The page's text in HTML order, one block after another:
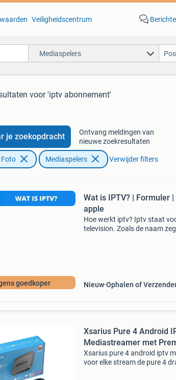
Veiligheidscentrum
Mediaspelers
voor 'iptv abonnement'
je zoekopdracht
Ontvang meldingen van
nieuwe zoekresultaten
Foto Mediaspelers Verwijder filters
goedkoper
Wat is IPTV? | Formuler
apple
Hoe werkt iptv? Iptv staat
television. Zoals de naam
Nieuw Ophalen of
Xsarius Pure 4 Android
Mediastreamer met
Xsarius pure 4 android iptv
voor elke stream de pure 4